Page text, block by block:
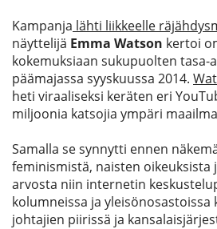
Kampanja lähti liikkeelle
näyttelijä Emma Watson kertoi
kokemuksiaan sukupuolten tasa-
päämajassa syyskuussa 2014.
heti viraaliseksi keräten eri
miljoonia katsojia ympäri
Samalla se synnytti ennen
feminismistä, naisten oikeuksista
arvosta niin internetin
kolumneissa ja yleisönosastoissa
johtajien piirissä ja